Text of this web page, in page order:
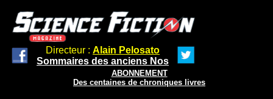
Directeur : Alain Pelosato
Sommaires des anciens Nos
ABONNEMENT
Des centaines de chroniques livres